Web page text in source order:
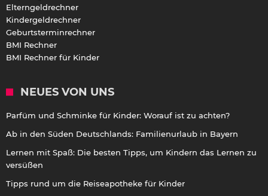
Elterngeldrechner
Kindergeldrechner
Geburtsterminrechner
BMI Rechner
BMI Rechner für Kinder
NEUES VON UNS
Parfüm und Schminke für Kinder: Worauf ist zu achten?
Ab in den Süden Deutschlands: Familienurlaub in Bayern
Lernen mit Spaß: Die besten Tipps, um Kindern das Lernen zu
versüßen
Tipps rund um die Reiseapotheke für Kinder